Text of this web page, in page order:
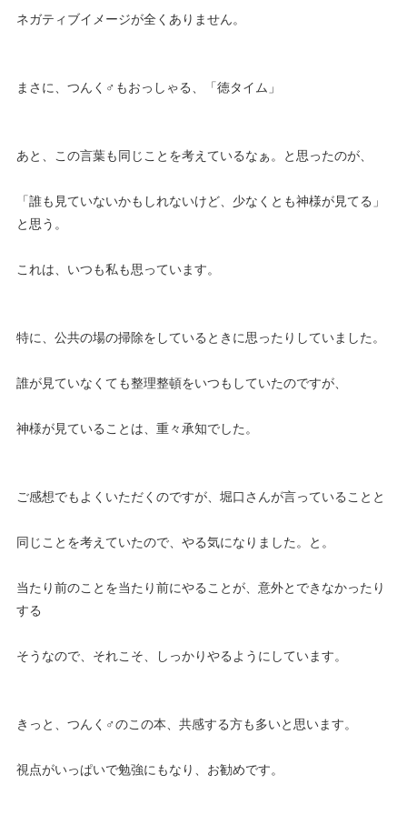
ネガティブイメージが全くありません。
まさに、つんく♂もおっしゃる、「徳タイム」
あと、この言葉も同じことを考えているなぁ。と思ったのが、
「誰も見ていないかもしれないけど、少なくとも神様が見てる」
と思う。
これは、いつも私も思っています。
特に、公共の場の掃除をしているときに思ったりしていました。
誰が見ていなくても整理整頓をいつもしていたのですが、
神様が見ていることは、重々承知でした。
ご感想でもよくいただくのですが、堀口さんが言っていることと
同じことを考えていたので、やる気になりました。と。
当たり前のことを当たり前にやることが、意外とできなかったり
する
そうなので、それこそ、しっかりやるようにしています。
きっと、つんく♂のこの本、共感する方も多いと思います。
視点がいっぱいで勉強にもなり、お勧めです。